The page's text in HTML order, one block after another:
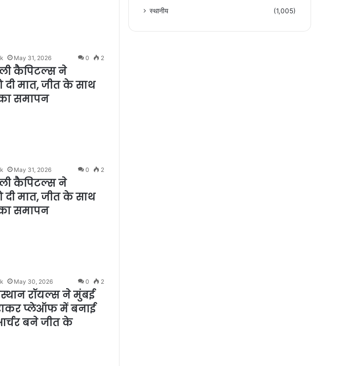
May 31, 2026 0 2
कैपिटल्स ने
मात, जीत के साथ
समापन
May 31, 2026 0 2
कैपिटल्स ने
मात, जीत के साथ
समापन
May 30, 2026 0 2
रॉयल्स ने मुंबई
प्लेऑफ में बनाई
बने जीत के
स्थानीय
(1,005)